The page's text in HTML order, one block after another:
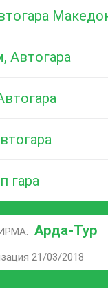
, Автогара
гара
Арда-Тур
21/03/2018